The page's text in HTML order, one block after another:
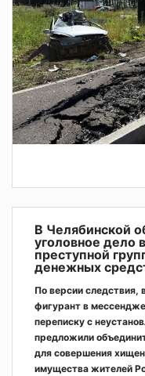
В Челябинской
уголовное дело
преступной
денежных
По версии следствия,
фигурант в
переписку с
предложили
для совершения
имущества жителей